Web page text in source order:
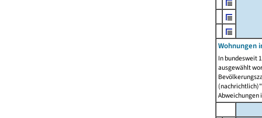
Wohnungen
In bundesweit
ausgewählt
Abweichungen